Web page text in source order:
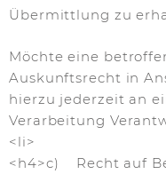
Übermittlung zu
Möchte eine
Auskunftsrecht in
hierzu jederzeit an
Verarbeitung
<li>
<h4>c) Recht auf